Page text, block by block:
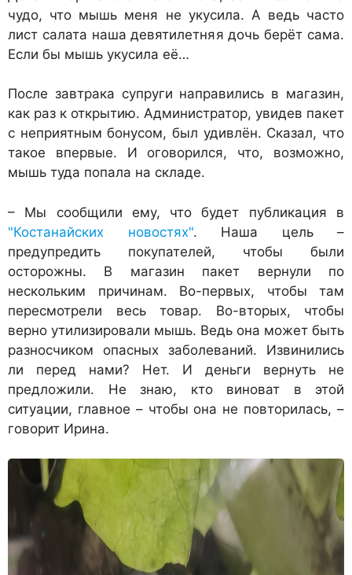
чудо, что мышь меня не укусила. А ведь часто
лист салата наша девятилетняя дочь берёт сама.
Если бы мышь укусила её…
После завтрака супруги направились в магазин,
как раз к открытию. Администратор, увидев пакет
с неприятным бонусом, был удивлён. Сказал, что
такое впервые. И оговорился, что, возможно,
мышь туда попала на складе.
– Мы сообщили ему, что будет публикация в
"Костанайских новостях". Наша цель –
предупредить покупателей, чтобы были
осторожны. В магазин пакет вернули по
нескольким причинам. Во-первых, чтобы там
пересмотрели весь товар. Во-вторых, чтобы
верно утилизировали мышь. Ведь она может быть
разносчиком опасных заболеваний. Извинились
ли перед нами? Нет. И деньги вернуть не
предложили. Не знаю, кто виноват в этой
ситуации, главное – чтобы она не повторилась, –
говорит Ирина.